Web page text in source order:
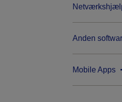
Anden
Mobile Apps